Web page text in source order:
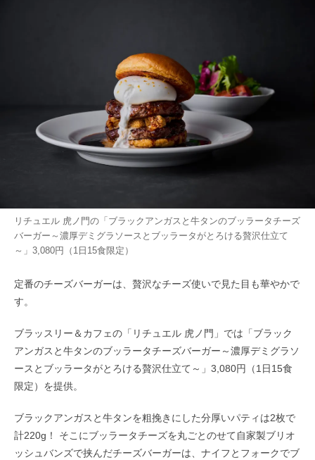
リチュエル 虎ノ門の「ブラックアンガスと牛タンのブッラータチーズ
バーガー～濃厚デミグラソースとブッラータがとろける贅沢仕立て
～」3,080円（1日15食限定）
定番のチーズバーガーは、贅沢なチーズ使いで見た目も華やかで
す。
ブラッスリー＆カフェの「リチュエル 虎ノ門」では「ブラック
アンガスと牛タンのブッラータチーズバーガー～濃厚デミグラソ
ースとブッラータがとろける贅沢仕立て～」3,080円（1日15食
限定）を提供。
ブラックアンガスと牛タンを粗挽きにした分厚いパティは2枚で
計220g！ そこにブッラータチーズを丸ごとのせて自家製ブリオ
ッシュバンズで挟んだチーズバーガーは、ナイフとフォークでブ